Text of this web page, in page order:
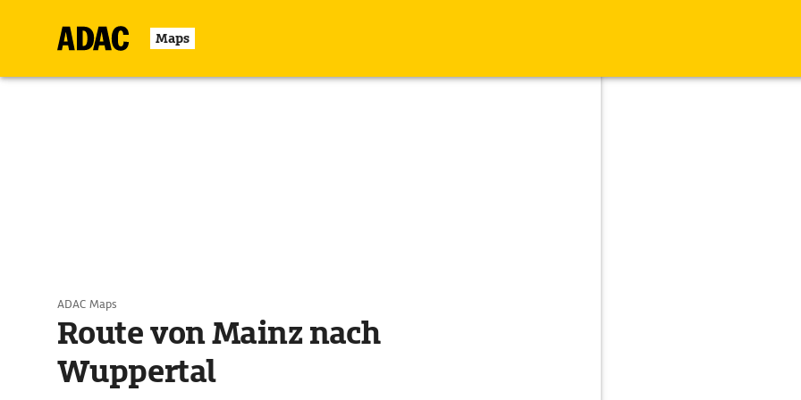
Maps
ADAC Maps
Route von Mainz nach
Wuppertal